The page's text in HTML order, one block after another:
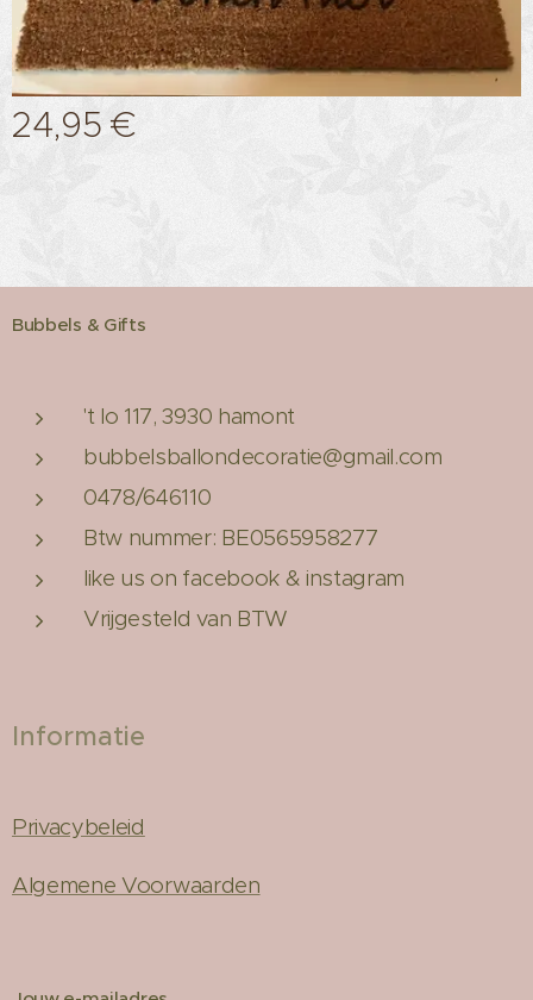
24,95 €
Bubbels & Gifts
't lo 117, 3930 hamont
bubbelsballondecoratie@gmail.com
0478/646110
Btw nummer: BE0565958277
like us on facebook & instagram
Vrijgesteld van BTW
Informatie
Privacybeleid
Algemene Voorwaarden